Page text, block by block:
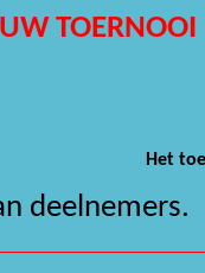
VROUW
Het
deelnemers.